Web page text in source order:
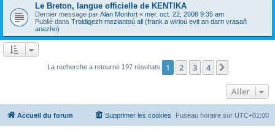
Le Breton, langue officielle de KENTIKA
Dernier message par Alan Monfort « mer. oct. 22, 2008 9:35 am
Publié dans Troidigezh meziantoù all (frank a wirioù evit an darn vrasañ
anezho)
La recherche a retourné 197 résultats 1 2 3 4
Aller
Accueil du forum Fuseau horaire sur UTC+01:00
Supprimer les cookies